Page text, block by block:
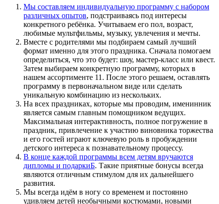
Мы составляем индивидуальную программу с набором
различных опытов, подстраиваясь под интересы
конкретного ребёнка. Учитываем его пол, возраст,
любимые мультфильмы, музыку, увлечения и мечты.
Вместе с родителями мы подбираем самый лучший
формат именно для этого праздника. Сначала помогаем
определиться, что это будет: шоу, мастер-класс или квест.
Затем выбираем конкретную программу, которых в
нашем ассортименте 11. После этого решаем, оставлять
программу в первоначальном виде или сделать
уникальную комбинацию из нескольких.
На всех праздниках, которые мы проводим, именинник
является самым главным помощником ведущих.
Максимальная интерактивность, полное погружение в
праздник, привлечение к участию виновника торжества
и его гостей играют ключевую роль в пробуждении
детского интереса к познавательному процессу.
В конце каждой программы всем детям вручаются
дипломы и подаркиБ. Такие приятные бонусы всегда
являются отличным стимулом для их дальнейшего
развития.
Мы всегда идём в ногу со временем и постоянно
удивляем детей необычными костюмами, новыми